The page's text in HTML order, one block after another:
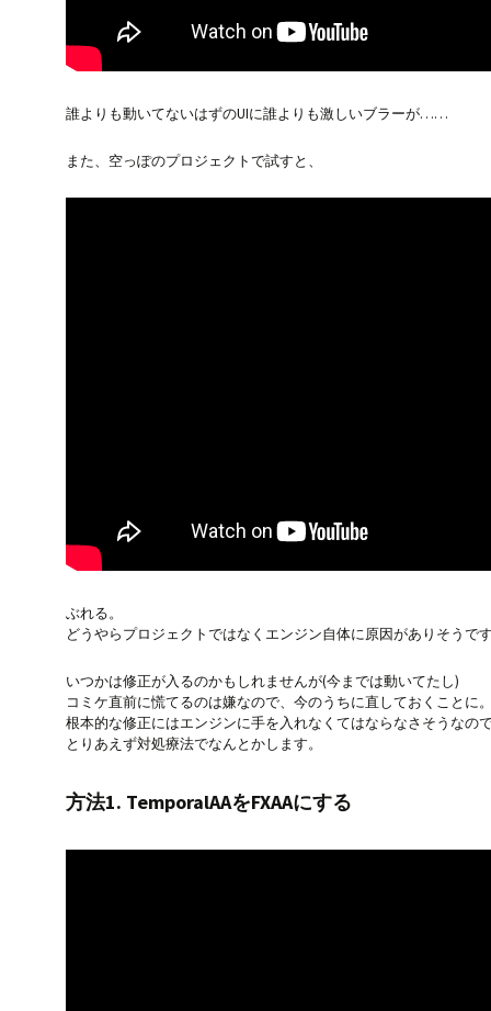
誰よりも動いてないはずのUIに誰よりも激しいブラーが……
また、空っぽのプロジェクトで試すと、
ぶれる。
どうやらプロジェクトではなくエンジン自体に原因がありそうで
いつかは修正が入るのかもしれませんが(今までは動いてたし)
コミケ直前に慌てるのは嫌なので、今のうちに直しておくことに
根本的な修正にはエンジンに手を入れなくてはならなさそうなの
とりあえず対処療法でなんとかします。
方法1. TemporalAAをFXAAにする